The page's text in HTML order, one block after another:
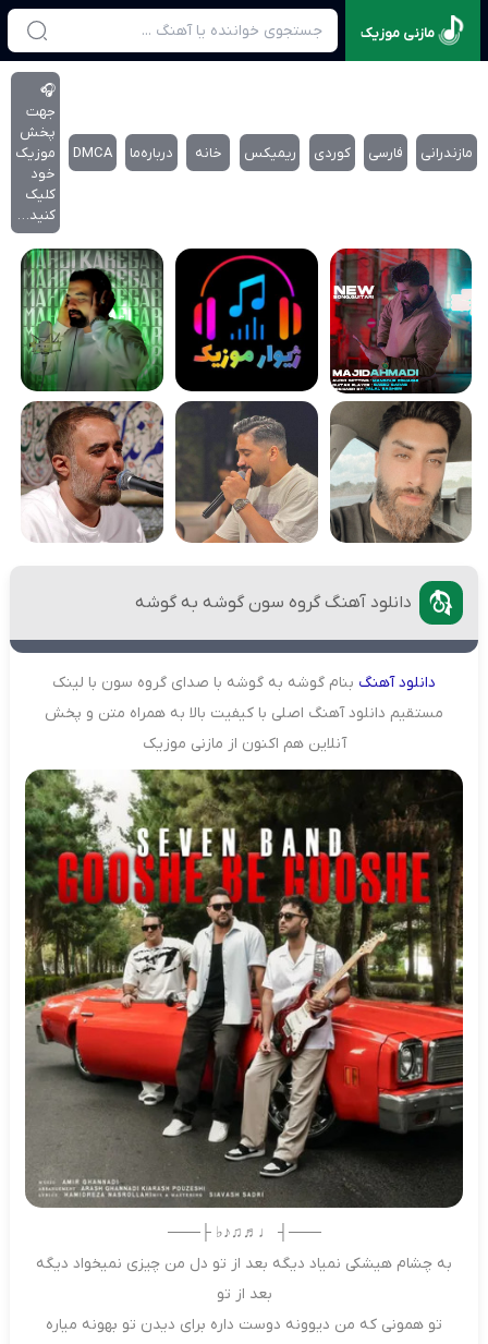
مازنی موزیک
مازندرانی فارسی کوردی ریمیکس خانه درباره‌‌ما DMCA
🎧
جهت
پخش
موزیک
خود
کلیک
کنید…
دانلود آهنگ گروه سون گوشه به گوشه
دانلودآهنگ بنام گوشه به گوشه با صدای گروه سون با لینک
مستقیم دانلود آهنگ اصلی با کیفیت بالا به همراه متن و پخش
آنلاین هم اکنون از مازنی موزیک
───┤ ♩♬♫♪♭ ├───
به چشام هیشکی نمیاد دیگه بعد از تو دل من چیزی نمیخواد دیگه
بعد از تو
تو‌ همونی که من دیوونه دوست داره برای دیدن تو بهونه میاره